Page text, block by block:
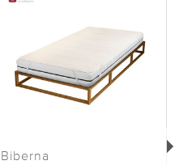
Biberna